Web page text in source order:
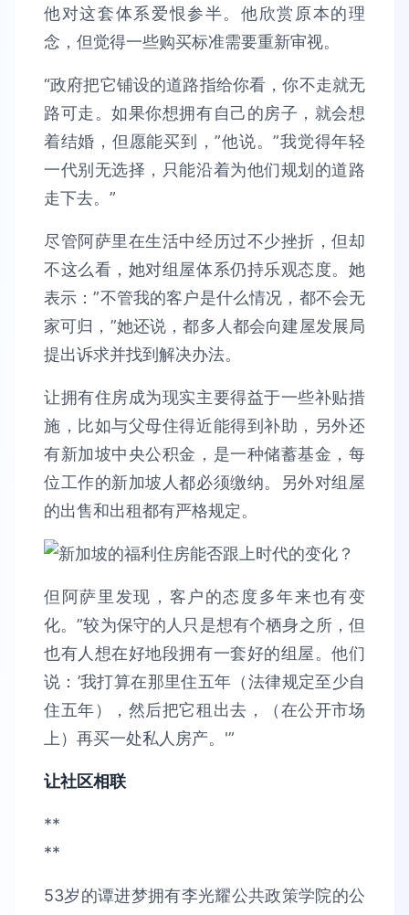
他对这套体系爱恨参半。他欣赏原本的理
念，但觉得一些购买标准需要重新审视。
“政府把它铺设的道路指给你看，你不走就无
路可走。如果你想拥有自己的房子，就会想
着结婚，但愿能买到，”他说。”我觉得年轻
一代别无选择，只能沿着为他们规划的道路
走下去。”
尽管阿萨里在生活中经历过不少挫折，但却
不这么看，她对组屋体系仍持乐观态度。她
表示：”不管我的客户是什么情况，都不会无
家可归，”她还说，都多人都会向建屋发展局
提出诉求并找到解决办法。
让拥有住房成为现实主要得益于一些补贴措
施，比如与父母住得近能得到补助，另外还
有新加坡中央公积金，是一种储蓄基金，每
位工作的新加坡人都必须缴纳。另外对组屋
的出售和出租都有严格规定。
但阿萨里发现，客户的态度多年来也有变
化。”较为保守的人只是想有个栖身之所，但
也有人想在好地段拥有一套好的组屋。他们
说：’我打算在那里住五年（法律规定至少自
住五年），然后把它租出去，（在公开市场
上）再买一处私人房产。'”
让社区相联
**
**
53岁的谭进梦拥有李光耀公共政策学院的公